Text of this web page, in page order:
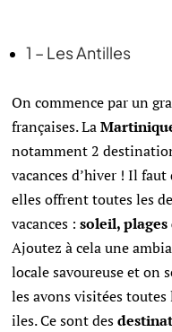
1 – Les Antilles
On commence par un
françaises. La
notamment 2
vacances d’hiver ! Il
elles offrent toutes les
vacances :soleil,
Ajoutez à cela une
locale savoureuse et on
les avons visitées toutes
iles. Ce sont des